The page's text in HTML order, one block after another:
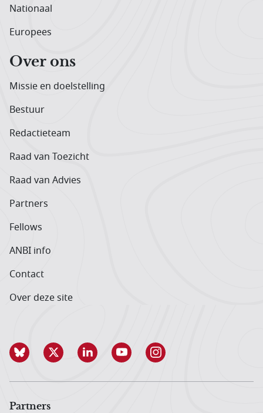
Nationaal
Europees
Over ons
Missie en doelstelling
Bestuur
Redactieteam
Raad van Toezicht
Raad van Advies
Partners
Fellows
ANBI info
Contact
Over deze site
Partners